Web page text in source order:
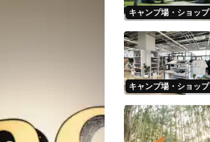
キャンプ場・ショップ
キャンプ場・ショップ